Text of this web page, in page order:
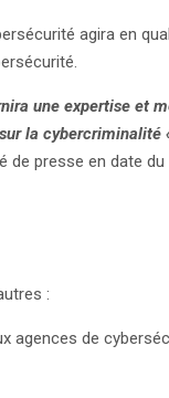
agira en
une expertise et
la cybercriminalité
de presse en date du
:
agences de